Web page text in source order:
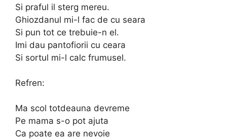
Si praful il sterg mereu.
Ghiozdanul mi-l fac de cu seara
Si pun tot ce trebuie-n el.
Imi dau pantofiorii cu ceara
Si sortul mi-l calc frumusel.
Refren:
Ma scol totdeauna devreme
Pe mama s-o pot ajuta
Ca poate ea are nevoie